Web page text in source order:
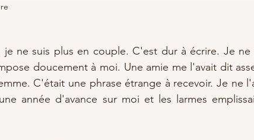
ne suis plus en couple. C'est dur à écrire. Je ne
doucement à moi. Une amie me l'avait dit
C'était une phrase étrange à recevoir. Je ne
année d'avance sur moi et les larmes